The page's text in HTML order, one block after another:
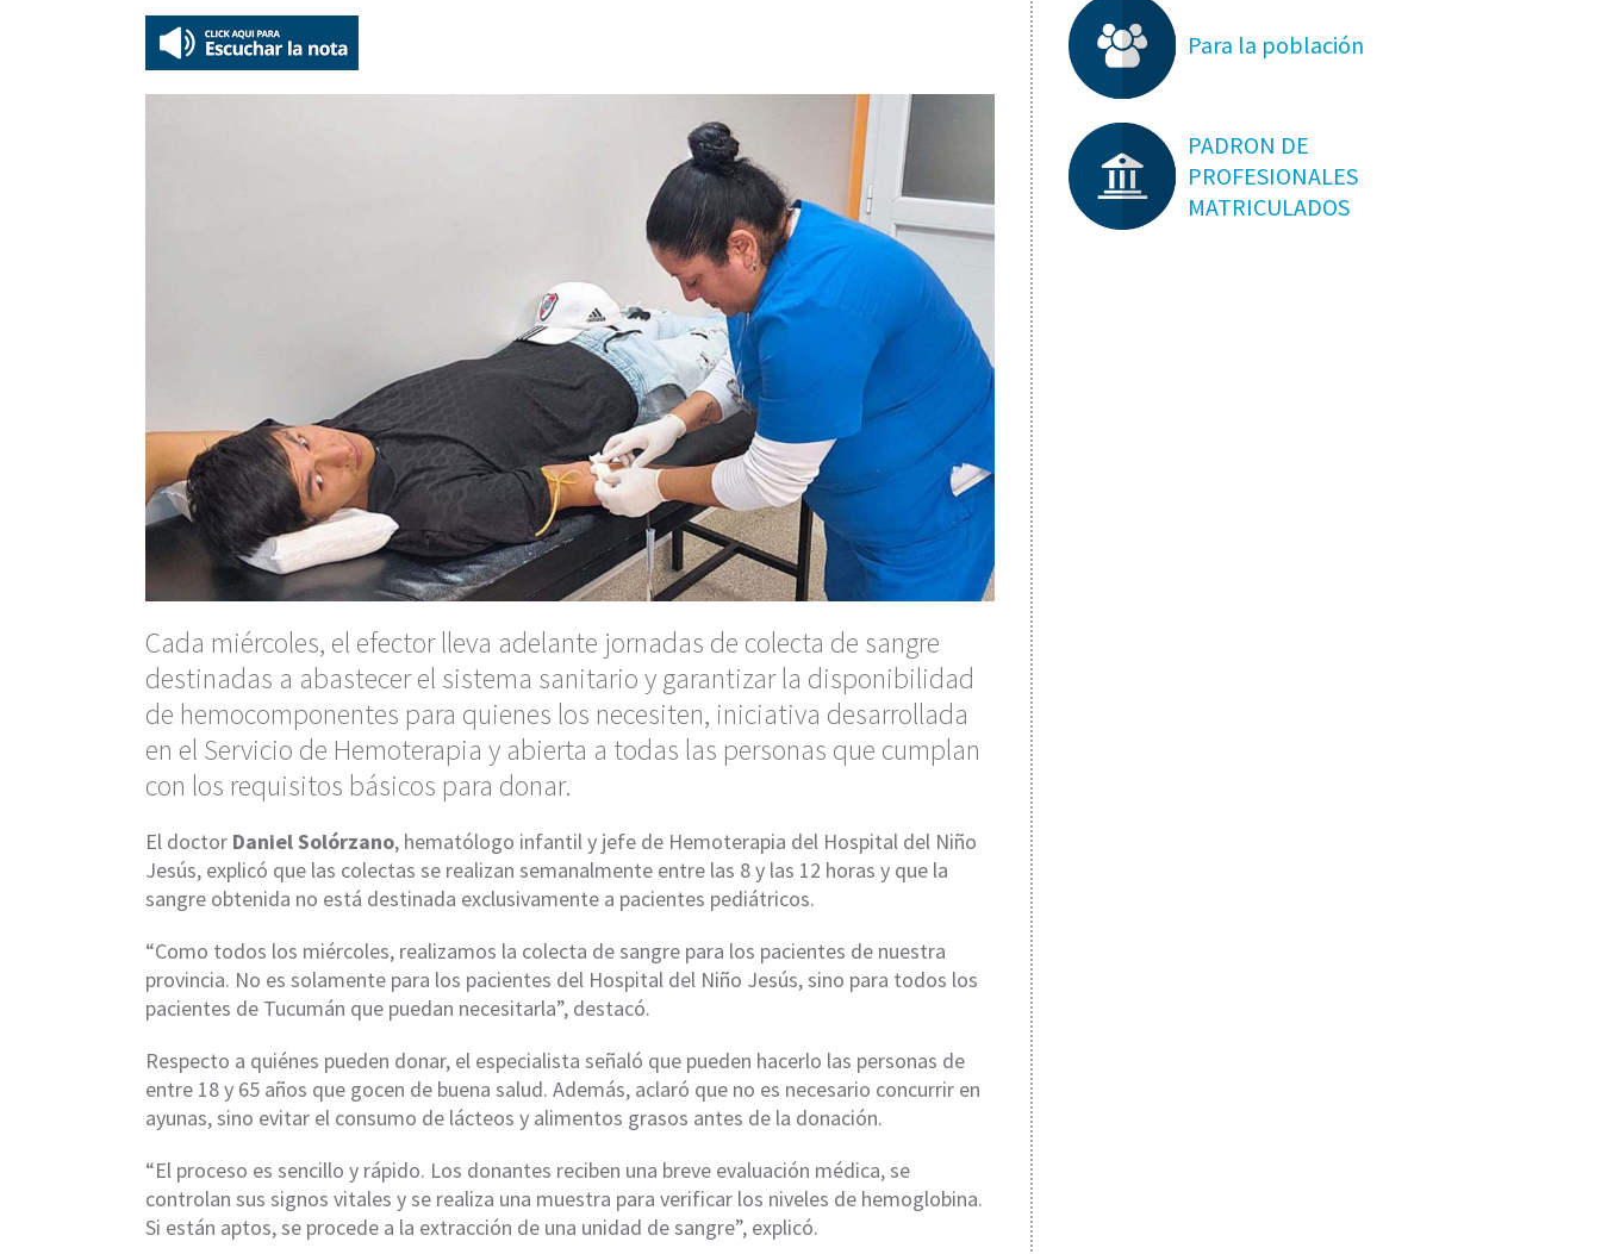
Cada miércoles, el efector lleva adelante jornadas de colecta de sangre
destinadas a abastecer el sistema sanitario y garantizar la disponibilidad
de hemocomponentes para quienes los necesiten, iniciativa desarrollada
en el Servicio de Hemoterapia y abierta a todas las personas que cumplan
con los requisitos básicos para donar.
El doctor Daniel Solórzano, hematólogo infantil y jefe de Hemoterapia del Hospital del Niño
Jesús, explicó que las colectas se realizan semanalmente entre las 8 y las 12 horas y que la
sangre obtenida no está destinada exclusivamente a pacientes pediátricos.
“Como todos los miércoles, realizamos la colecta de sangre para los pacientes de nuestra
provincia. No es solamente para los pacientes del Hospital del Niño Jesús, sino para todos los
pacientes de Tucumán que puedan necesitarla”, destacó.
Respecto a quiénes pueden donar, el especialista señaló que pueden hacerlo las personas de
entre 18 y 65 años que gocen de buena salud. Además, aclaró que no es necesario concurrir en
ayunas, sino evitar el consumo de lácteos y alimentos grasos antes de la donación.
“El proceso es sencillo y rápido. Los donantes reciben una breve evaluación médica, se
controlan sus signos vitales y se realiza una muestra para verificar los niveles de hemoglobina.
Si están aptos, se procede a la extracción de una unidad de sangre”, explicó.
Para la población
PADRON DE
PROFESIONALES
MATRICULADOS